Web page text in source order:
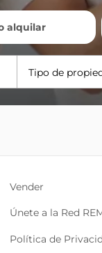
alquilar
Tipo de
Vender
Únete a la Red
Política de